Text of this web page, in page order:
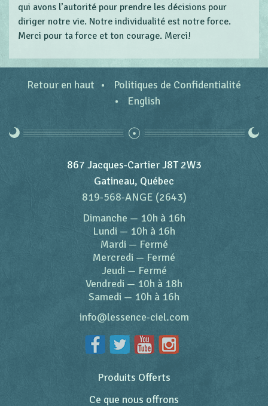
qui avons l’autorité pour prendre les décisions pour
diriger notre vie. Notre individualité est notre force.
Merci pour ta force et ton courage. Merci!
Retour en haut
Politiques de Confidentialité
English
867 Jacques-Cartier J8T 2W3
Gatineau, Québec
819-568-ANGE (2643)
Dimanche — 10h à 16h
Lundi — 10h à 16h
Mardi — Fermé
Mercredi — Fermé
Jeudi — Fermé
Vendredi — 10h à 18h
Samedi — 10h à 16h
info@lessence-ciel.com
Produits Offerts
Ce que nous offrons